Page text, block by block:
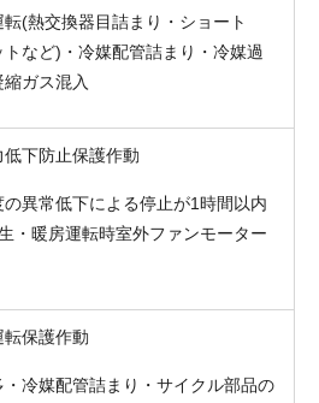
(熱交換器目詰まり・ショート
トなど)・冷媒配管詰まり・冷媒過
ガス混入
低下防止保護作動
の異常低下による停止が1時間以内
・暖房運転時室外ファンモーター
保護作動
・冷媒配管詰まり・サイクル部品の